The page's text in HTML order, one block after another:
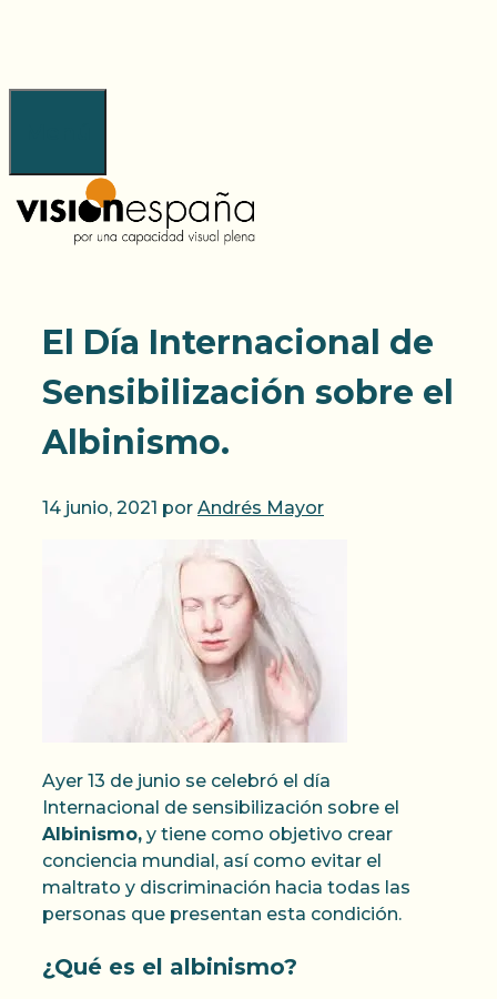
El Día Internacional de
Sensibilización sobre el
Albinismo.
14 junio, 2021 por Andrés Mayor
Ayer 13 de junio se celebró el día
Internacional de sensibilización sobre el
Albinismo, y tiene como objetivo crear
conciencia mundial, así como evitar el
maltrato y discriminación hacia todas las
personas que presentan esta condición.
¿Qué es el albinismo?